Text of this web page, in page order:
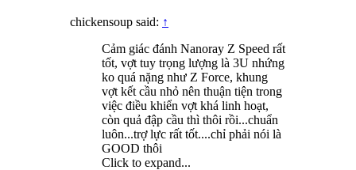
chickensoup said: ↑
Cảm giác đánh Nanoray Z Speed rất
tốt, vợt tuy trọng lượng là 3U nhứng
ko quá nặng như Z Force, khung
vợt kết cầu nhỏ nên thuận tiện trong
việc điều khiển vợt khá linh hoạt,
còn quả đập cầu thì thôi rồi...chuẩn
luôn...trợ lực rất tốt....chỉ phải nói là
GOOD thôi
Click to expand...